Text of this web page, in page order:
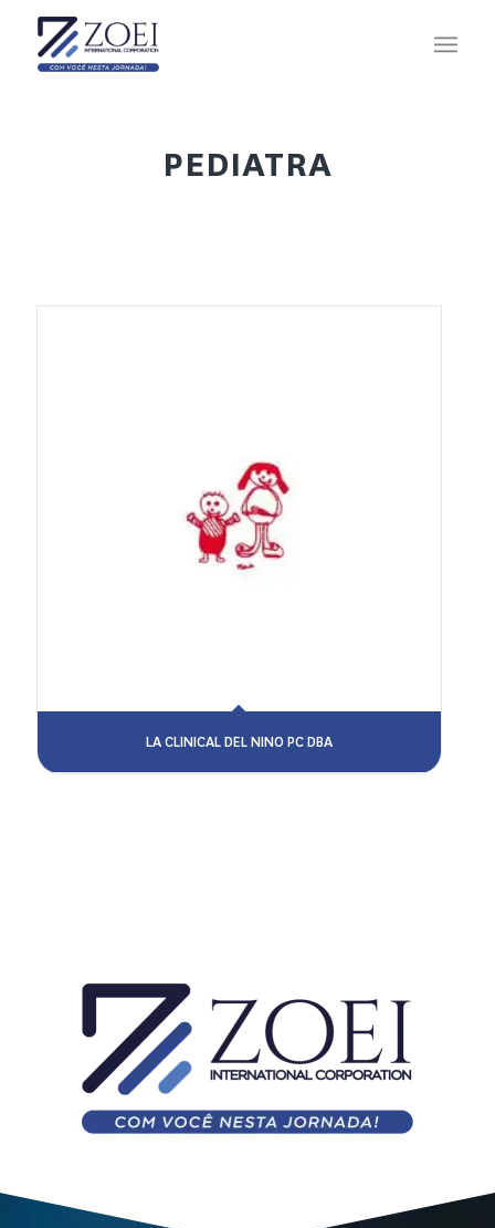
PEDIATRA
LA CLINICAL DEL NINO PC DBA